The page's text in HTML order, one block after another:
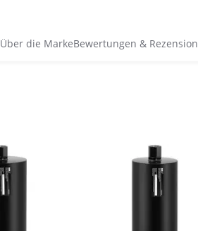
Über die MarkeBewertungen &